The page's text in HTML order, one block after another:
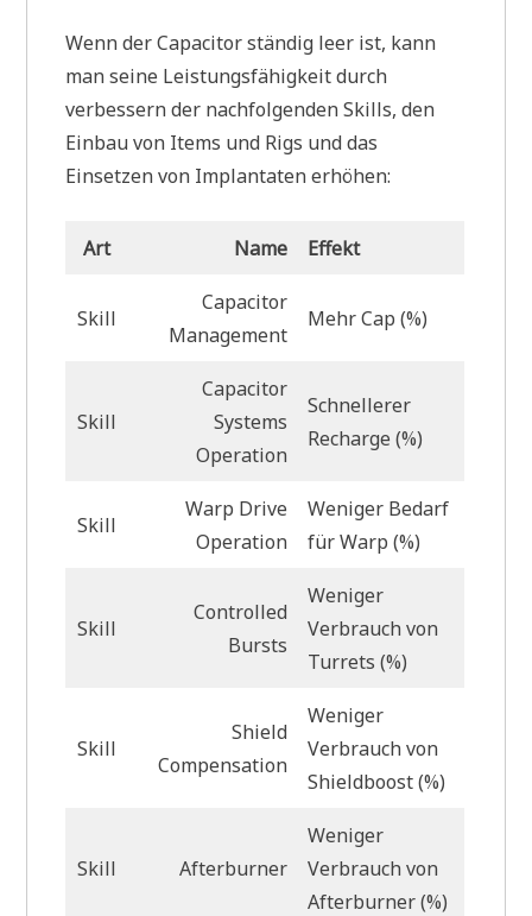
Wenn der Capacitor ständig leer ist, kann
man seine Leistungsfähigkeit durch
verbessern der nachfolgenden Skills, den
Einbau von Items und Rigs und das
Einsetzen von Implantaten erhöhen:
Art Name Effekt
Skill
Capacitor
Management
Mehr Cap (%)
Skill
Capacitor
Systems
Operation
Schnellerer
Recharge (%)
Skill
Warp Drive
Operation
Weniger Bedarf
für Warp (%)
Skill
Controlled
Bursts
Weniger
Verbrauch von
Turrets (%)
Skill
Shield
Compensation
Weniger
Verbrauch von
Shieldboost (%)
Skill Afterburner
Weniger
Verbrauch von
Afterburner (%)